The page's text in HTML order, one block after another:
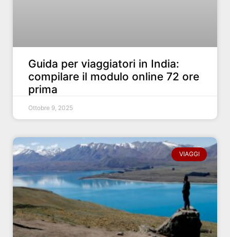
Guida per viaggiatori in India:
compilare il modulo online 72 ore
prima
Ottobre 9, 2025
VIAGGI